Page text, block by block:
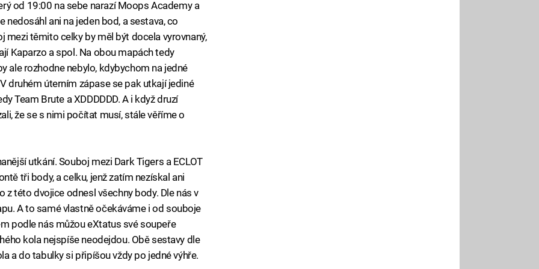
od 19:00 na sebe narazí Moops Academy a
nedosáhl ani na jeden bod, a sestava, co
mezi těmito celky by měl být docela vyrovnaný,
Kaparzo a spol. Na obou mapách tedy
ale rozhodne nebylo, kdybychom na jedné
druhém úterním zápase se pak utkají jediné
Team Brute a XDDDDDD. A i když druzí
že se s nimi počítat musí, stále věříme o
utkání. Souboj mezi Dark Tigers a ECLOT
tři body, a celku, jenž zatím nezískal ani
z této dvojice odnesl všechny body. Dle nás v
A to samé vlastně očekáváme i od souboje
podle nás můžou eXtatus své soupeře
kola nejspíše neodejdou. Obě sestavy dle
a do tabulky si připíšou vždy po jedné výhře.